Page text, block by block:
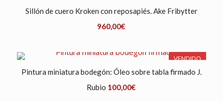
Sillón de cuero Kroken con reposapiés. Ake Fribytter
960,00€
VENDIDO
Pintura miniatura bodegón: Óleo sobre tabla firmado J.
Rubio 100,00€